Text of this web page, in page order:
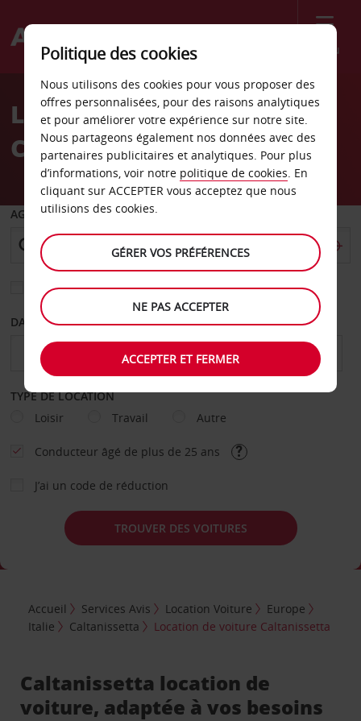
Menu
Welcome
AvisLocation de voiture
Caltanissetta
AGENCE DE DÉPART
Sélectionnez une autre agence de retour
DATE DE DÉPART DATE DE RETOUR
TYPE DE LOCATION
Loisir
Travail Autre
Conducteur âgé de plus de 25 ans
J’ai un code de réduction
TROUVER DES VOITURES
Accueil Services Avis Location Voiture
Europe
Italie
Caltanissetta Location de voiture Caltanissetta
Caltanissetta location de
voiture, adaptée à vos besoins
Politique des cookies
Nous utilisons des cookies pour vous proposer des
offres personnalisées, pour des raisons analytiques
et pour améliorer votre expérience sur notre site.
Nous partageons également nos données avec des
partenaires publicitaires et analytiques. Pour plus
d’informations, voir notre politique de cookies. En
cliquant sur ACCEPTER vous acceptez que nous
utilisions des cookies.
GÉRER VOS PRÉFÉRENCES
NE PAS ACCEPTER
ACCEPTER ET FERMER